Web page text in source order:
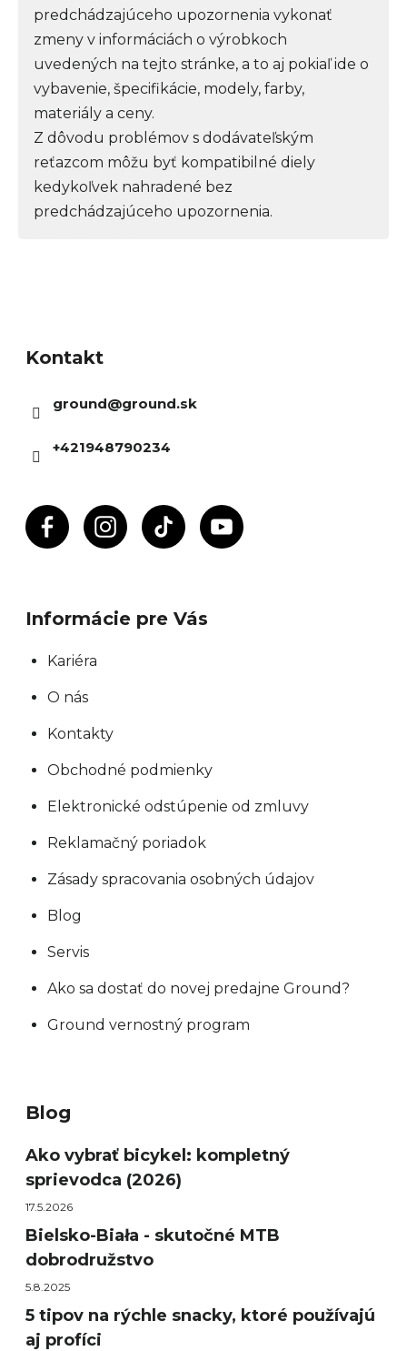
predchádzajúceho upozornenia vykonať
zmeny v informáciách o výrobkoch
uvedených na tejto stránke, a to aj pokiaľ ide o
vybavenie, špecifikácie, modely, farby,
materiály a ceny.
Z dôvodu problémov s dodávateľským
reťazcom môžu byť kompatibilné diely
kedykoľvek nahradené bez
predchádzajúceho upozornenia.
Kontakt
ground@ground.sk
+421948790234
Informácie pre Vás
Kariéra
O nás
Kontakty
Obchodné podmienky
Elektronické odstúpenie od zmluvy
Reklamačný poriadok
Zásady spracovania osobných údajov
Blog
Servis
Ako sa dostať do novej predajne Ground?
Ground vernostný program
Blog
Ako vybrať bicykel: kompletný
sprievodca (2026)
17.5.2026
Bielsko-Biała - skutočné MTB
dobrodružstvo
5.8.2025
5 tipov na rýchle snacky, ktoré používajú
aj profíci